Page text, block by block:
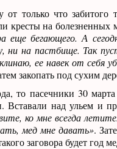
от только что
кресты на болезненных
еще бегающего. А
ни на пастбище. Так
ее навек от себя
закопать под сухим
то пасечники 30
над ульем и
ко мне всегда
мед мне давать».
заговора будет год